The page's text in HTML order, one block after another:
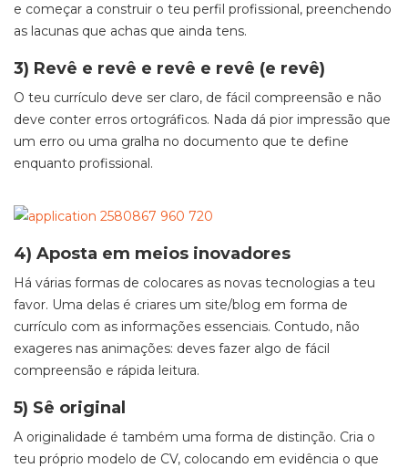
e começar a construir o teu perfil profissional, preenchendo
as lacunas que achas que ainda tens.
3) Revê e revê e revê e revê (e revê)
O teu currículo deve ser claro, de fácil compreensão e não
deve conter erros ortográficos. Nada dá pior impressão que
um erro ou uma gralha no documento que te define
enquanto profissional.
4) Aposta em meios inovadores
Há várias formas de colocares as novas tecnologias a teu
favor. Uma delas é criares um site/blog em forma de
currículo com as informações essenciais. Contudo, não
exageres nas animações: deves fazer algo de fácil
compreensão e rápida leitura.
5) Sê original
A originalidade é também uma forma de distinção. Cria o
teu próprio modelo de CV, colocando em evidência o que